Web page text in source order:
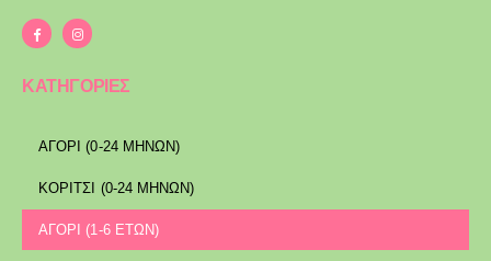
ΚΑΤΗΓΟΡΙΕΣ
ΑΓΟΡΙ (0-24 ΜΗΝΩΝ)
ΚΟΡΙΤΣΙ (0-24 ΜΗΝΩΝ)
ΑΓΟΡΙ (1-6 ΕΤΩΝ)